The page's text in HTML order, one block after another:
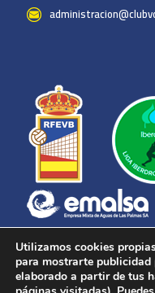
Utilizamos cookies
para mostrarte publicidad
elaborado a partir de tus